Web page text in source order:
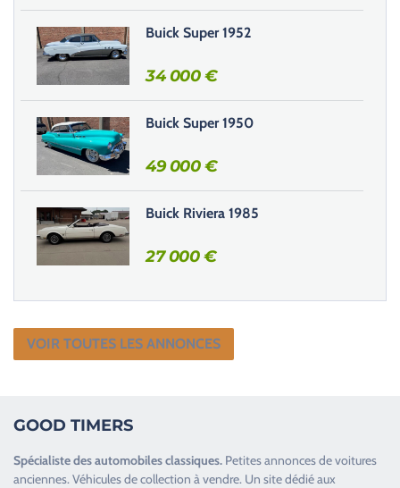
m
p
v
i
d
e
.
Buick Super 1952
34 000€
Buick Super 1950
49 000€
Buick Riviera 1985
27 000€
VOIR TOUTES LES ANNONCES
GOOD TIMERS
Spécialiste desautomobiles classiques. Petites annonces devoitures
anciennes.Véhicules de collection à vendre. Un site dédié aux